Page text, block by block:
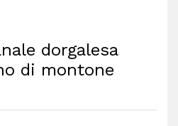
dorgalesa
di montone